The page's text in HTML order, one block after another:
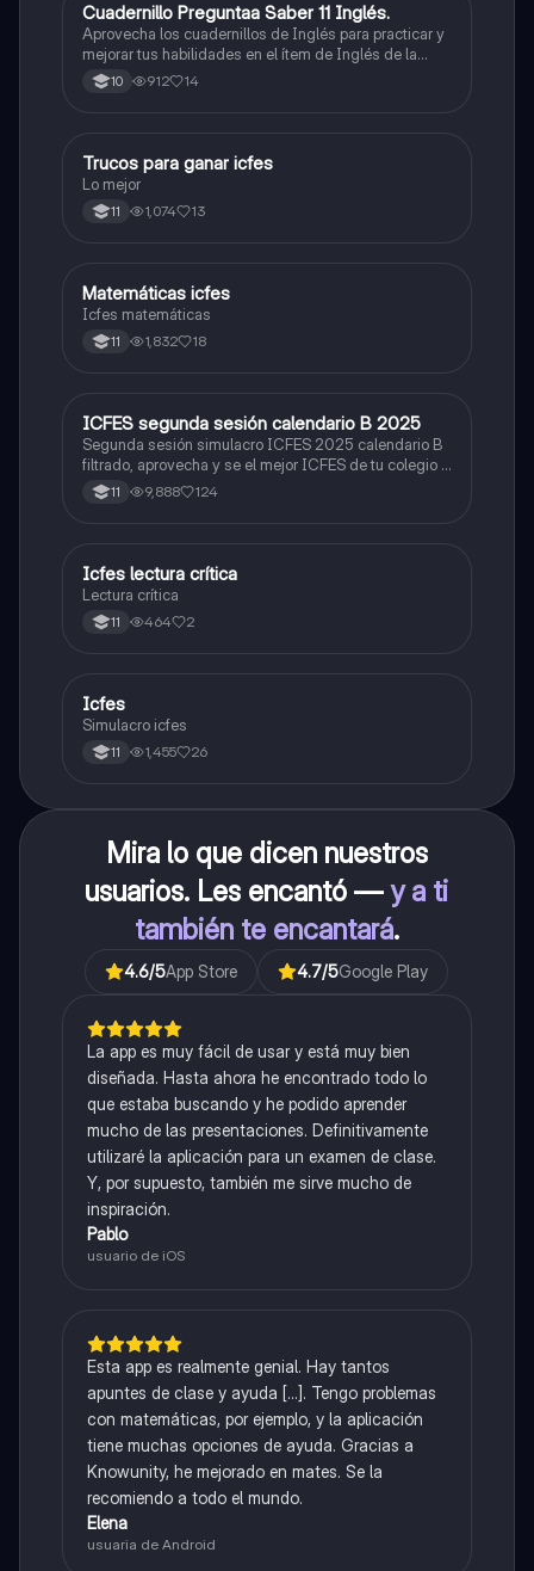
ICFES: Inglés
Cuadernillo Preguntaa Saber 11 Inglés.
Aprovecha los cuadernillos de Inglés para practicar y
mejorar tus habilidades en el ítem de Inglés de la
Prueba Saber 11. 🫡
10 912 14
Química
Trucos para ganar icfes
Lo mejor
11 1,074 13
ICFES: Matemáticas
Matemáticas icfes
Icfes matemáticas
11 1,832 18
ICFES: Lectura Crítica
ICFES segunda sesión calendario B 2025
Segunda sesión simulacro ICFES 2025 calendario B
filtrado, aprovecha y se el mejor ICFES de tu colegio y
poder ingresar a universidad, y estudiar aquella
carrera con la que tanto sueñas.
11 9,888 124
Lengua Castellana
Icfes lectura crítica
Lectura crítica
11 464 2
ICFES: Sociales y Ciudadanas
Icfes
Simulacro icfes
11 1,455 26
Mira lo que dicen nuestros
usuarios. Les encantó —y a ti
también te encantará.
4.6/5App Store 4.7/5Google Play
La app es muy fácil de usar y está muy bien
diseñada. Hasta ahora he encontrado todo lo
que estaba buscando y he podido aprender
mucho de las presentaciones. Definitivamente
utilizaré la aplicación para un examen de clase.
Y, por supuesto, también me sirve mucho de
inspiración.
Pablo
usuario de iOS
Esta app es realmente genial. Hay tantos
apuntes de clase y ayuda [...]. Tengo problemas
con matemáticas, por ejemplo, y la aplicación
tiene muchas opciones de ayuda. Gracias a
Knowunity, he mejorado en mates. Se la
recomiendo a todo el mundo.
Elena
usuaria de Android